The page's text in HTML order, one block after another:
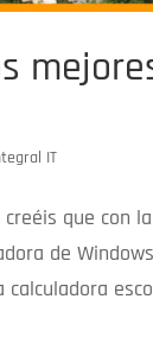
IT
que con
de
calculadora